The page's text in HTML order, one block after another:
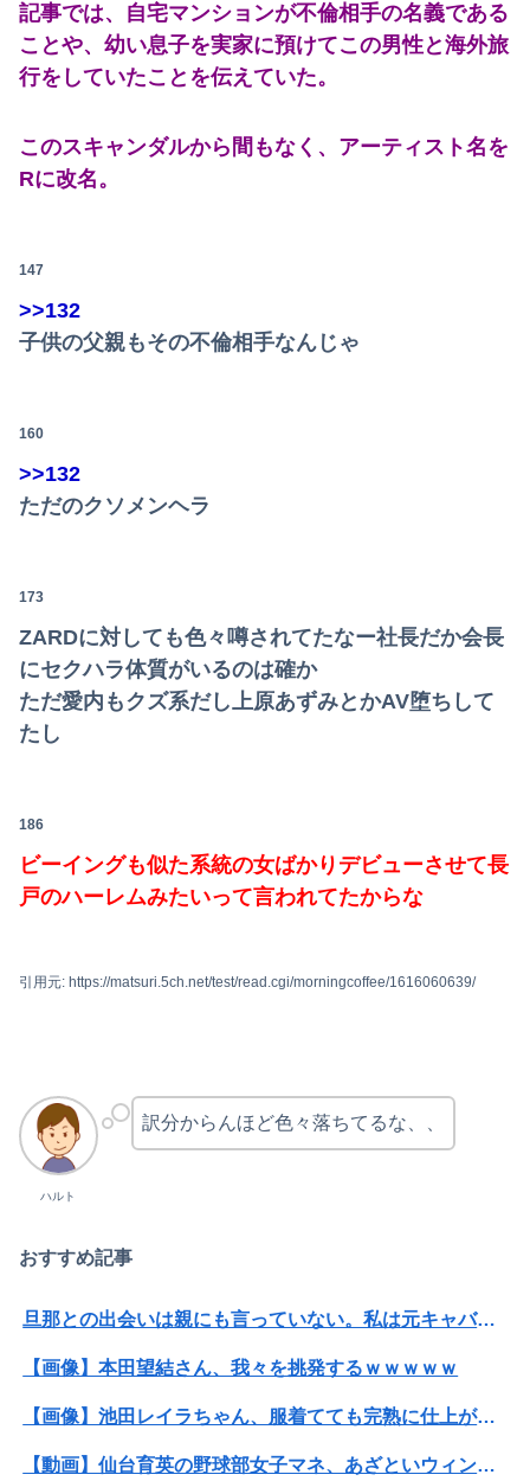
記事では、自宅マンションが不倫相手の名義である
ことや、幼い息子を実家に預けてこの男性と海外旅
行をしていたことを伝えていた。
このスキャンダルから間もなく、アーティスト名を
Rに改名。
147
>>132
子供の父親もその不倫相手なんじゃ
160
>>132
ただのクソメンヘラ
173
ZARDに対しても色々噂されてたなー社長だか会長
にセクハラ体質がいるのは確か
ただ愛内もクズ系だし上原あずみとかAV堕ちして
たし
186
ビーイングも似た系統の女ばかりデビューさせて長
戸のハーレムみたいって言われてたからな
引用元: https://matsuri.5ch.net/test/read.cgi/morningcoffee/1616060639/
ハルト
訳分からんほど色々落ちてるな、、
おすすめ記事
旦那との出会いは親にも言っていない。私は元キャバ嬢で旦那は元ボーイ
【画像】本田望結さん、我々を挑発するｗｗｗｗｗ
【画像】池田レイラちゃん、服着てても完熟に仕上がるｗｗｗｗｗｗｗｗｗｗｗｗｗｗ
【動画】仙台育英の野球部女子マネ、あざといウィンクでお前らの心を鷲掴みｗｗｗｗｗ